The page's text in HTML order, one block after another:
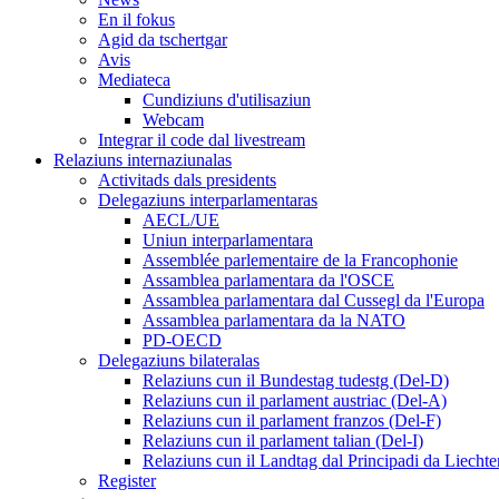
En il fokus
Agid da tschertgar
Avis
Mediateca
Cundiziuns d'utilisaziun
Webcam
Integrar il code dal livestream
Relaziuns internaziunalas
Activitads dals presidents
Delegaziuns interparlamentaras
AECL/UE
Uniun interparlamentara
Assemblée parlementaire de la Francophonie
Assamblea parlamentara da l'OSCE
Assamblea parlamentara dal Cussegl da l'Europa
Assamblea parlamentara da la NATO
PD-OECD
Delegaziuns bilateralas
Relaziuns cun il Bundestag tudestg (Del-D)
Relaziuns cun il parlament austriac (Del-A)
Relaziuns cun il parlament franzos (Del-F)
Relaziuns cun il parlament talian (Del-I)
Relaziuns cun il Landtag dal Principadi da
Register